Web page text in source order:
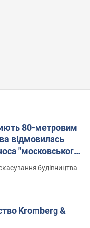
80-метровим
відмовилась
"московського
будівництва
Kromberg &